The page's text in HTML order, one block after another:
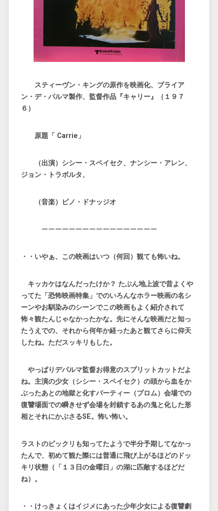
スティーヴン・キングの原作を映画化、ブライア
ン・デ・パルマ製作、監督作品『キャリー』（１９７
６）
原題「 Carrie」
（出演）シシー・スペイセク、ナンシー・アレン、
ジョン・トラボルタ、
（音楽）ピノ・ドナッジオ
ーーーーーーーーーーーーーーーーー
・・いやぁ、この映画はいつ（何回）観ても怖いね。
キッカケはなんだったけか？ たぶん地上波で昔よくや
ってた「恐怖映画特集」でのいろんなホラー映画の名シ
ーンやお馴染みのシーンでこの映画もよく紹介されて
怖々観たんじゃなかったかな。先にそんな映画だと知っ
たうえでの、それから何年か経ったあと観てさらに仰天
したね。ただスッキリもした。
やっぱりデパルマ監督お得意のスプリットカットだよ
ね。主演の少女（シシー・スペイセク）の頭から血をか
ぶったあとの地獄と化すパーティー（プロム）会場での
復讐場面での瞬きせず会場を封鎖するあの鬼と化した形
相とそれにかぶさるSE。怖い怖い。
ラストのビックリも知ってたようで半分予期してなかっ
たんで、初めて観た際には普通に飛び上がるほどのドッ
キリ状態（「１３日の金曜日」の湖に匹敵するほどだ
ね）。
・・けっきょくはイジメにあった少年少女による復讐劇